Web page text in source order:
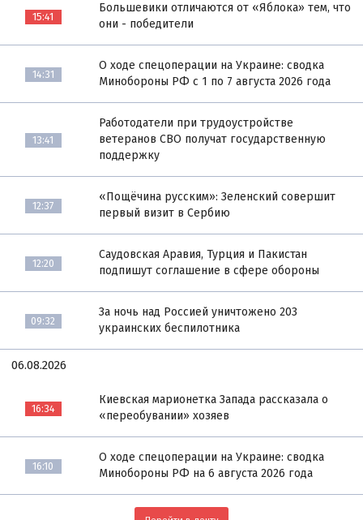
15:41
Большевики отличаются от «Яблока» тем, что
они - победители
14:31
О ходе спецоперации на Украине: сводка
Минобороны РФ с 1 по 7 августа 2026 года
13:41
Работодатели при трудоустройстве
ветеранов СВО получат государственную
поддержку
12:37
«Пощёчина русским»: Зеленский совершит
первый визит в Сербию
12:20
Саудовская Аравия, Турция и Пакистан
подпишут соглашение в сфере обороны
09:32
За ночь над Россией уничтожено 203
украинских беспилотника
06.08.2026
16:34
Киевская марионетка Запада рассказала о
«переобувании» хозяев
16:10
О ходе спецоперации на Украине: сводка
Минобороны РФ на 6 августа 2026 года